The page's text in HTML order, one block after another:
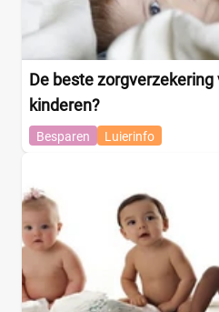
De beste zorgverzekering
kinderen?
Besparen Luierinfo